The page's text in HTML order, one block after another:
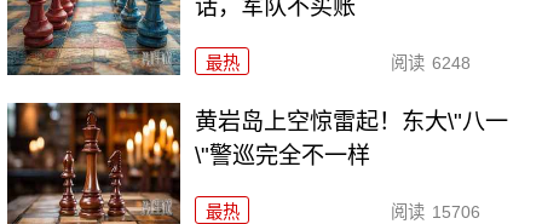
话，军队不买账
最热 阅读 6248
黄岩岛上空惊雷起！东大\"八一
\"警巡完全不一样
最热 阅读 15706